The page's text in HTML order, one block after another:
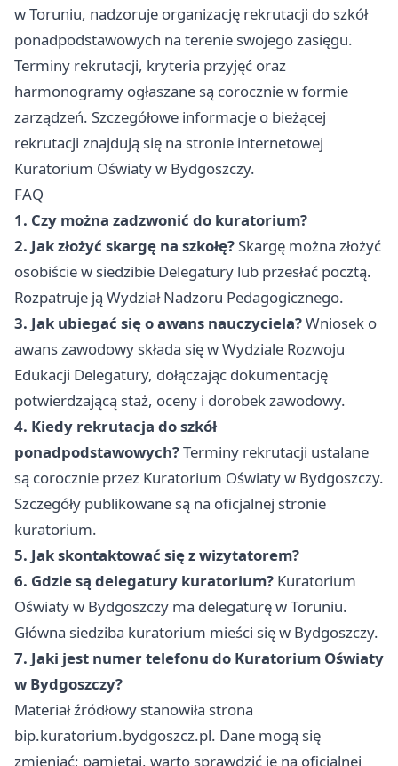
w Toruniu, nadzoruje organizację rekrutacji do szkół
ponadpodstawowych na terenie swojego zasięgu.
Terminy rekrutacji, kryteria przyjęć oraz
harmonogramy ogłaszane są corocznie w formie
zarządzeń. Szczegółowe informacje o bieżącej
rekrutacji znajdują się na stronie internetowej
Kuratorium Oświaty w Bydgoszczy.
FAQ
1. Czy można zadzwonić do kuratorium?
2. Jak złożyć skargę na szkołę?Skargę można złożyć
osobiście w siedzibie Delegatury lub przesłać pocztą.
Rozpatruje ją Wydział Nadzoru Pedagogicznego.
3. Jak ubiegać się o awans nauczyciela?Wniosek o
awans zawodowy składa się w Wydziale Rozwoju
Edukacji Delegatury, dołączając dokumentację
potwierdzającą staż, oceny i dorobek zawodowy.
4. Kiedy rekrutacja do szkół
ponadpodstawowych?Terminy rekrutacji ustalane
są corocznie przez Kuratorium Oświaty w Bydgoszczy.
Szczegóły publikowane są na oficjalnej stronie
kuratorium.
5. Jak skontaktować się z wizytatorem?
6. Gdzie są delegatury kuratorium? Kuratorium
Oświaty w Bydgoszczy ma delegaturę w Toruniu.
Główna siedziba kuratorium mieści się w Bydgoszczy.
7. Jaki jest numer telefonu do Kuratorium Oświaty
w Bydgoszczy?
Materiał źródłowy stanowiła strona
bip.kuratorium.bydgoszcz.pl. Dane mogą się
zmieniać; pamiętaj, warto sprawdzić je na oficjalnej